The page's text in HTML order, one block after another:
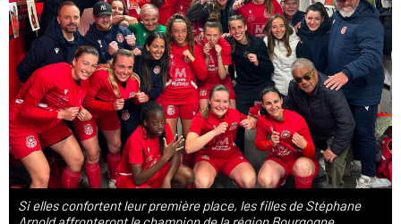
Si elles confortent leur première place, les filles de Stéphane